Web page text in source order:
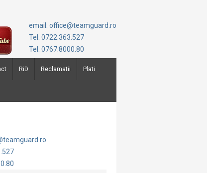
email: office@teamguard.ro
Tel: 0722.363.527
Tel: 0767.8000.80
RiD Reclamatii Plati